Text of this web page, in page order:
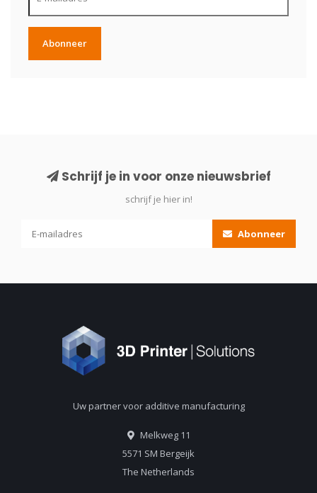
Abonneer
Schrijf je in voor onze nieuwsbrief
schrijf je hier in!
Abonneer
Uw partner voor additive manufacturing
Melkweg 11
5571 SM Bergeijk
The Netherlands